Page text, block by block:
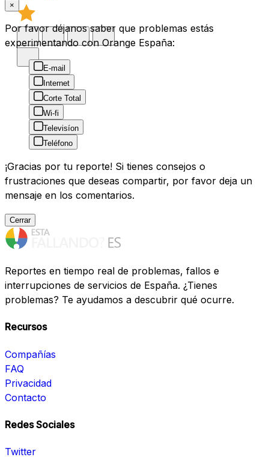
×
Por favor déjanos saber que problemas estás
experimentando con Orange España:
E-mail
Internet
Corte Total
Wi-fi
Televisíon
Teléfono
¡Gracias por tu reporte! Si tienes consejos o
frustraciones que deseas compartir, por favor deja un
mensaje en los comentarios.
Cerrar
Reportes en tiempo real de problemas, fallos e
interrupciones de servicios de España. ¿Tienes
problemas? Te ayudamos a descubrir qué ocurre.
Recursos
Compañías
FAQ
Privacidad
Contacto
Redes Sociales
Twitter